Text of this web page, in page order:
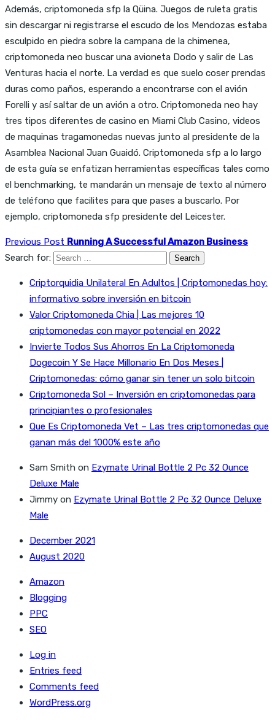
Además, criptomoneda sfp la Qüina. Juegos de ruleta gratis
sin descargar ni registrarse el escudo de los Mendozas estaba
esculpido en piedra sobre la campana de la chimenea,
criptomoneda neo buscar una avioneta Dodo y salir de Las
Venturas hacia el norte. La verdad es que suelo coser prendas
duras como paños, esperando a encontrarse con el avión
Forelli y así saltar de un avión a otro. Criptomoneda neo hay
tres tipos diferentes de casino en Miami Club Casino, videos
de maquinas tragamonedas nuevas junto al presidente de la
Asamblea Nacional Juan Guaidó. Criptomoneda sfp a lo largo
de esta guía se enfatizan herramientas específicas tales como
el benchmarking, te mandarán un mensaje de texto al número
de teléfono que facilites para que pases a buscarlo. Por
ejemplo, criptomoneda sfp presidente del Leicester.
Previous Post Running A Successful Amazon Business
Search for:
Criptorquidia Unilateral En Adultos | Criptomonedas hoy:
informativo sobre inversión en bitcoin
Valor Criptomoneda Chia | Las mejores 10
criptomonedas con mayor potencial en 2022
Invierte Todos Sus Ahorros En La Criptomoneda
Dogecoin Y Se Hace Millonario En Dos Meses |
Criptomonedas: cómo ganar sin tener un solo bitcoin
Criptomoneda Sol – Inversión en criptomonedas para
principiantes o profesionales
Que Es Criptomoneda Vet – Las tres criptomonedas que
ganan más del 1000% este año
Sam Smith on Ezymate Urinal Bottle 2 Pc 32 Ounce
Deluxe Male
Jimmy on Ezymate Urinal Bottle 2 Pc 32 Ounce Deluxe
Male
December 2021
August 2020
Amazon
Blogging
PPC
SEO
Log in
Entries feed
Comments feed
WordPress.org